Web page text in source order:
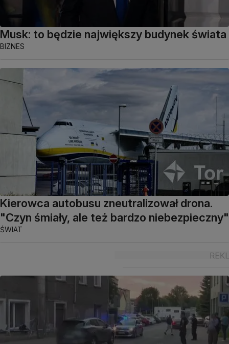
Musk: to będzie największy budynek świata
BIZNES
Kierowca autobusu zneutralizował drona.
"Czyn śmiały, ale też bardzo niebezpieczny"
ŚWIAT